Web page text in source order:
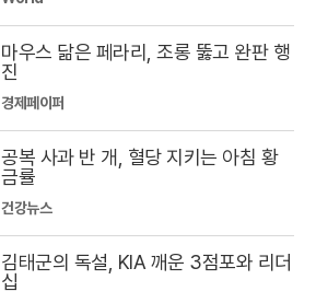
마우스 닮은 페라리, 조롱 뚫고 완판 행
진
경제페이퍼
공복 사과 반 개, 혈당 지키는 아침 황
금률
건강뉴스
김태군의 독설, KIA 깨운 3점포와 리더
십